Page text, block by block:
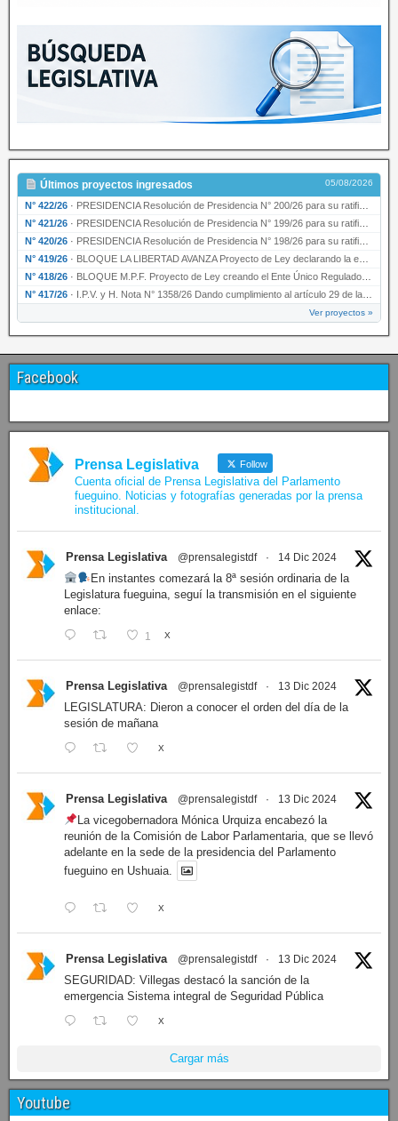
Últimos proyectos ingresados 05/08/2026
N° 422/26 · PRESIDENCIA Resolución de Presidencia N° 200/26 para su ratificación.
N° 421/26 · PRESIDENCIA Resolución de Presidencia N° 199/26 para su ratificación.
N° 420/26 · PRESIDENCIA Resolución de Presidencia N° 198/26 para su ratificación.
N° 419/26 · BLOQUE LA LIBERTAD AVANZA Proyecto de Ley declarando la esencialidad del servicio educativ…
N° 418/26 · BLOQUE M.P.F. Proyecto de Ley creando el Ente Único Regulador de servicios públicos de la …
N° 417/26 · I.P.V. y H. Nota N° 1358/26 Dando cumplimiento al artículo 29 de la Ley provincial N° 1399…
Ver proyectos »
Facebook
Prensa Legislativa Follow
Cuenta oficial de Prensa Legislativa del Parlamento
fueguino. Noticias y fotografías generadas por la prensa
institucional.
Prensa Legislativa @prensalegistdf · 14 Dic 2024
En instantes comezará la 8ª sesión ordinaria de la
Legislatura fueguina, seguí la transmisión en el siguiente
enlace:
1 X
Prensa Legislativa @prensalegistdf · 13 Dic 2024
LEGISLATURA: Dieron a conocer el orden del día de la
sesión de mañana
X
Prensa Legislativa @prensalegistdf · 13 Dic 2024
La vicegobernadora Mónica Urquiza encabezó la
reunión de la Comisión de Labor Parlamentaria, que se llevó
adelante en la sede de la presidencia del Parlamento
fueguino en Ushuaia.
X
Prensa Legislativa @prensalegistdf · 13 Dic 2024
SEGURIDAD: Villegas destacó la sanción de la
emergencia Sistema integral de Seguridad Pública
X
Cargar más
Youtube